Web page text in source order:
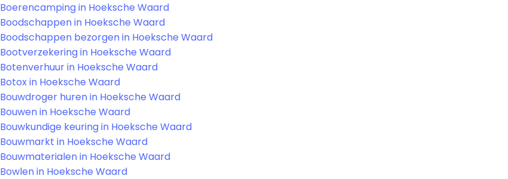
Boerencamping in Hoeksche Waard
Boodschappen in Hoeksche Waard
Boodschappen bezorgen in Hoeksche Waard
Bootverzekering in Hoeksche Waard
Botenverhuur in Hoeksche Waard
Botox in Hoeksche Waard
Bouwdroger huren in Hoeksche Waard
Bouwen in Hoeksche Waard
Bouwkundige keuring in Hoeksche Waard
Bouwmarkt in Hoeksche Waard
Bouwmaterialen in Hoeksche Waard
Bowlen in Hoeksche Waard